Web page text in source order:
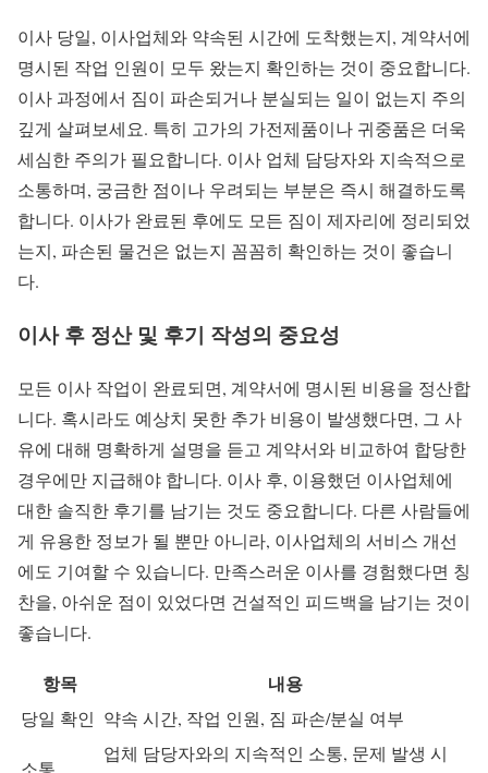
이사 당일, 이사업체와 약속된 시간에 도착했는지, 계약서에
명시된 작업 인원이 모두 왔는지 확인하는 것이 중요합니다.
이사 과정에서 짐이 파손되거나 분실되는 일이 없는지 주의
깊게 살펴보세요. 특히 고가의 가전제품이나 귀중품은 더욱
세심한 주의가 필요합니다. 이사 업체 담당자와 지속적으로
소통하며, 궁금한 점이나 우려되는 부분은 즉시 해결하도록
합니다. 이사가 완료된 후에도 모든 짐이 제자리에 정리되었
는지, 파손된 물건은 없는지 꼼꼼히 확인하는 것이 좋습니
다.
이사 후 정산 및 후기 작성의 중요성
모든 이사 작업이 완료되면, 계약서에 명시된 비용을 정산합
니다. 혹시라도 예상치 못한 추가 비용이 발생했다면, 그 사
유에 대해 명확하게 설명을 듣고 계약서와 비교하여 합당한
경우에만 지급해야 합니다. 이사 후, 이용했던 이사업체에
대한 솔직한 후기를 남기는 것도 중요합니다. 다른 사람들에
게 유용한 정보가 될 뿐만 아니라, 이사업체의 서비스 개선
에도 기여할 수 있습니다. 만족스러운 이사를 경험했다면 칭
찬을, 아쉬운 점이 있었다면 건설적인 피드백을 남기는 것이
좋습니다.
항목 내용
당일 확인 약속 시간, 작업 인원, 짐 파손/분실 여부
소통
업체 담당자와의 지속적인 소통, 문제 발생 시